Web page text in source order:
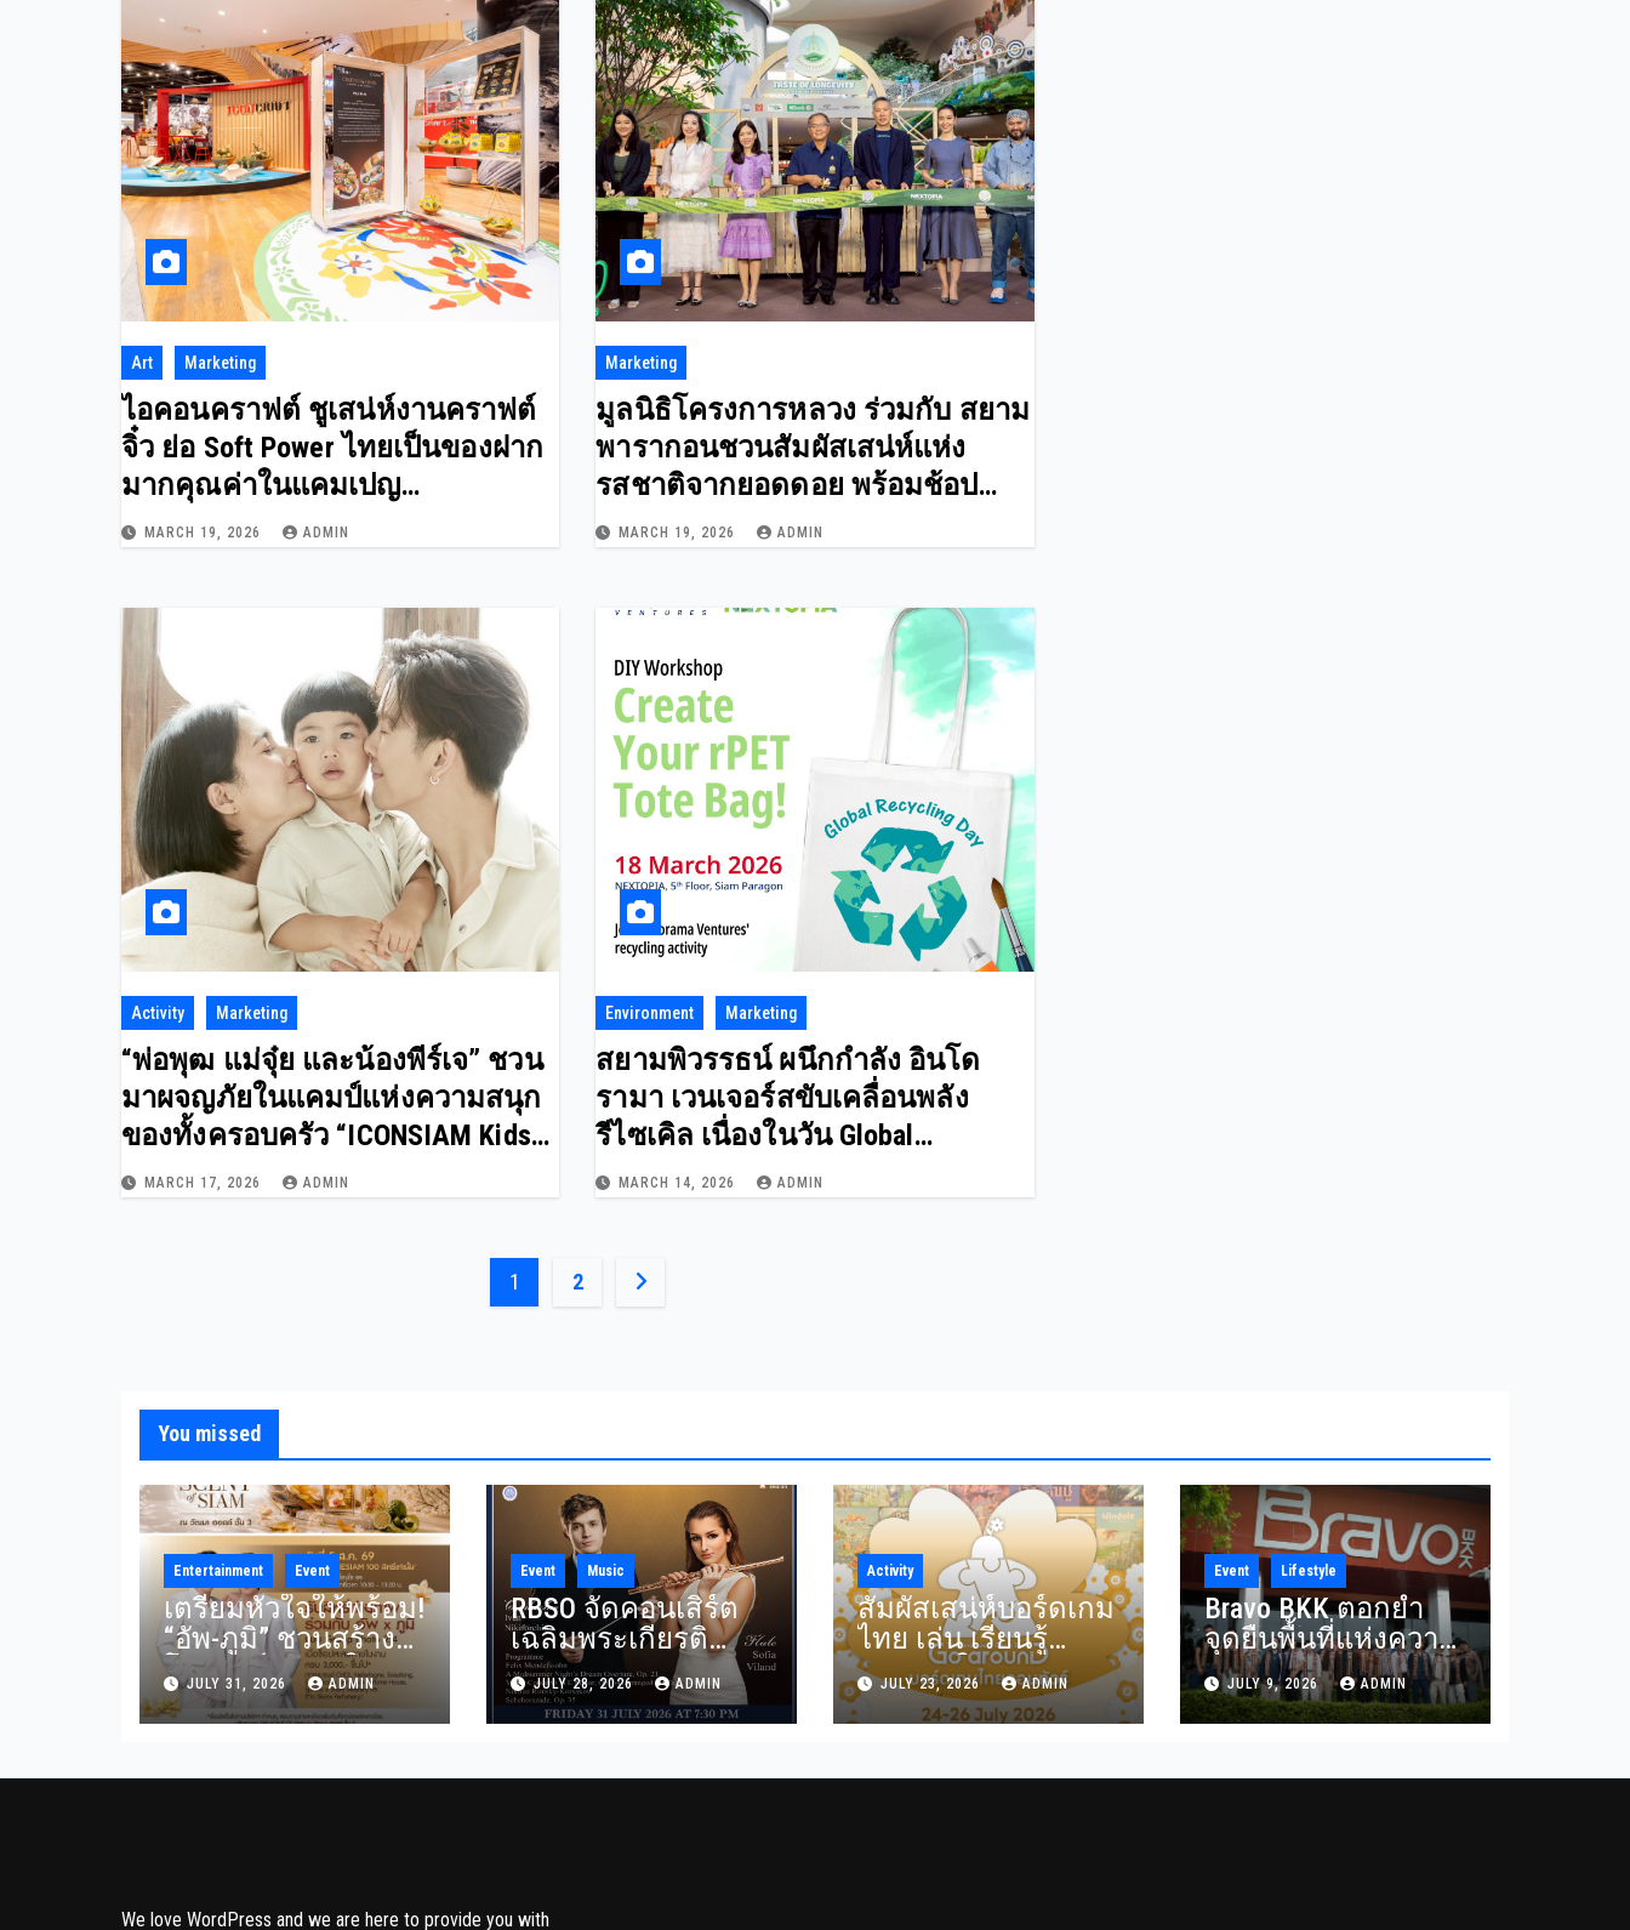
Art Marketing
ไอคอนคราฟต์ ชูเสน่ห์งานคราฟต์
จิ๋ว ย่อ Soft Power ไทยเป็นของฝาก
มากคุณค่าในแคมเปญ
“ICONCRAFT CRAFTED by HAND
MARCH 19, 2026 ADMIN
Marketing
มูลนิธิโครงการหลวง ร่วมกับ สยาม
พารากอนชวนสัมผัสเสน่ห์แห่ง
รสชาติจากยอดดอย พร้อมช้อป
สินค้าคุณภาพ ราคาถูกในงาน
29 มี.ค. 2569 ณ NEXTOPIA ชั้น 5
ศูนย์การค้าสยามพารากอน
MARCH 19, 2026 ADMIN
Activity Marketing
“พ่อพุฒ แม่จุ๋ย และน้องพีร์เจ” ชวน
มาผจญภัยในแคมป์แห่งความสนุก
ของทั้งครอบครัว “ICONSIAM Kids
Summer Camp”
MARCH 17, 2026 ADMIN
Environment Marketing
สยามพิวรรธน์ ผนึกกำลัง อินโด
รามา เวนเจอร์สขับเคลื่อนพลัง
รีไซเคิล เนื่องในวัน Global
Recycling Day ชวนทุกคน Co-create
MARCH 14, 2026 ADMIN
Posts
1 2
You missed
Entertainment Event
เตรียมหัวใจให้พร้อม!
“อัพ-ภูมิ” ชวนสร้าง
โมเมนต์สุดฟินใน
งาน “THE SCENT OF
SIAM” ลุ้น Group Shot
JULY 31, 2026 ADMIN
Event Music
RBSO จัดคอนเสิร์ต
เฉลิมพระเกียรติ
“Royal Benevolence”
รวมบทประพันธ์
อมตะจาก
JULY 28, 2026 ADMIN
Activity
สัมผัสเสน่ห์บอร์ดเกม
ไทย เล่น เรียนรู้
แข่งขัน ในงาน
Thailand Board Game
Show Go arounD
JULY 23, 2026 ADMIN
Event Lifestyle
Bravo BKK ตอกย้ำ
จุดยืนพื้นที่แห่งความ
หลากหลายสนับสนุน
เวที Mister Gay
Thailand 2026 เปิด
JULY 9, 2026 ADMIN
We love WordPress and we are here to provide you with